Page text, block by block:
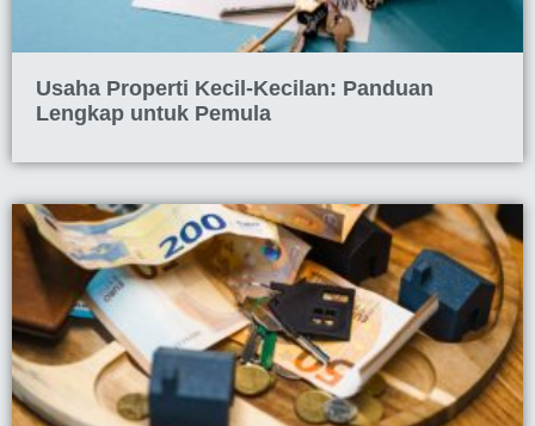
Usaha Properti Kecil-Kecilan: Panduan
Lengkap untuk Pemula